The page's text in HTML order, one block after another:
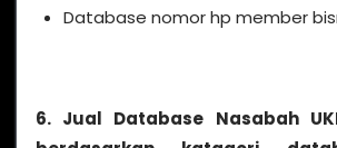
Database nomor hp member
6. Jual Database Nasabah